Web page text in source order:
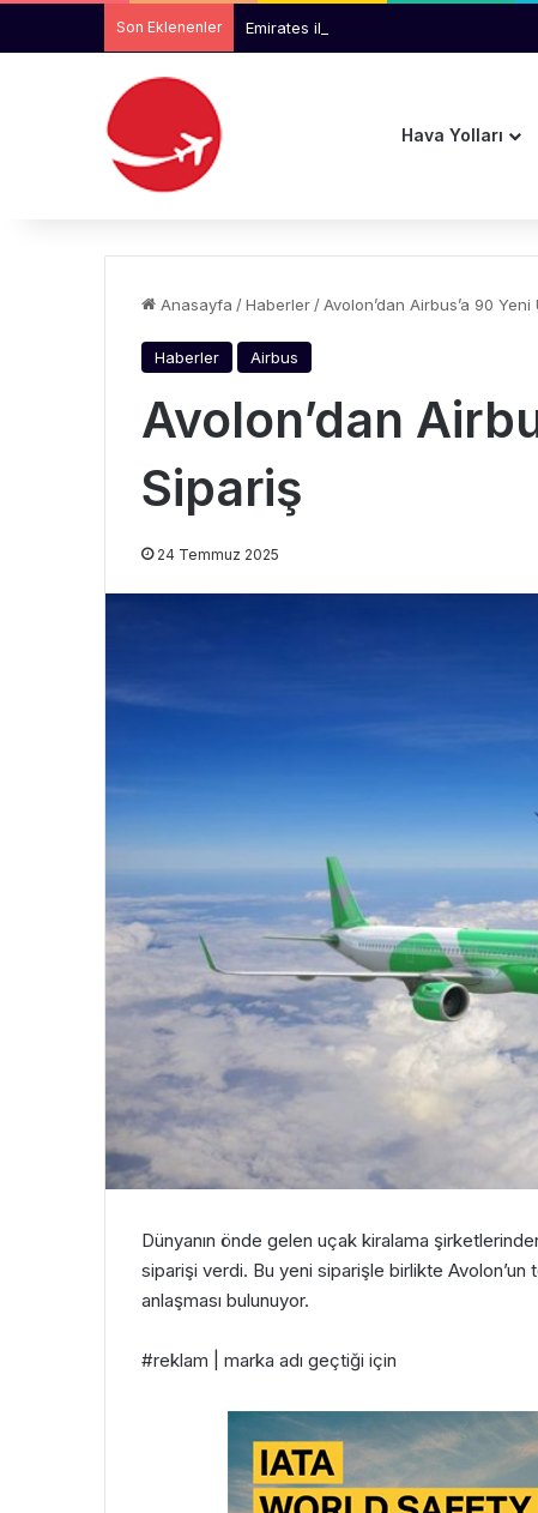
Son Eklenenler Emirates ile Arsenal Ortaklığı 2033’e
Hava Yolları
Anasayfa /Haberler /Avolon’dan Airbus’a 90 Yeni
Haberler Airbus
Avolon’dan
Sipariş
24 Temmuz 2025
Dünyanın önde gelen uçak kiralama
siparişi verdi. Bu yeni siparişle birlikte
anlaşması bulunuyor.
#reklam | marka adı geçtiği için